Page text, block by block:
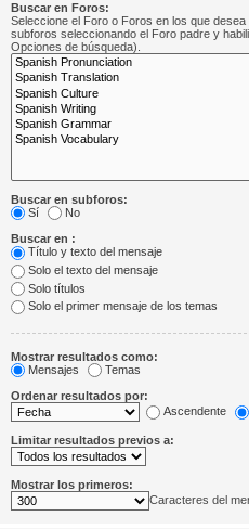
Buscar en Foros:
Seleccione el Foro o Foros en los que
subforos seleccionando el Foro padre y
Opciones de búsqueda).
Buscar en subforos:
Sí
No
Buscar en :
Título y texto del mensaje
Solo el texto del mensaje
Solo títulos
Solo el primer mensaje de los temas
Mostrar resultados como:
Mensajes
Temas
Ordenar resultados por:
Ascendente
Limitar resultados previos a:
Mostrar los primeros:
Caracteres del